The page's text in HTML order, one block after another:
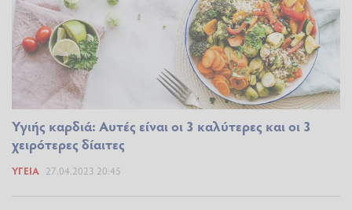
Υγιής καρδιά: Αυτές είναι οι 3 καλύτερες και οι 3
χειρότερες δίαιτες
ΥΓΕΊΑ 27.04.2023 20:45